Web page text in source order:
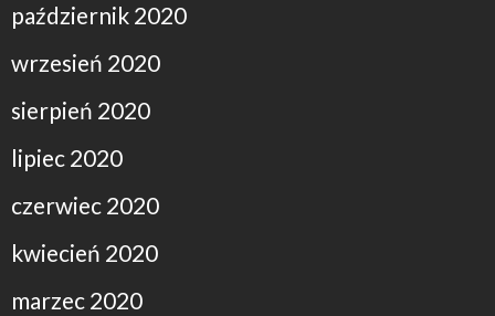
październik 2020
wrzesień 2020
sierpień 2020
lipiec 2020
czerwiec 2020
kwiecień 2020
marzec 2020